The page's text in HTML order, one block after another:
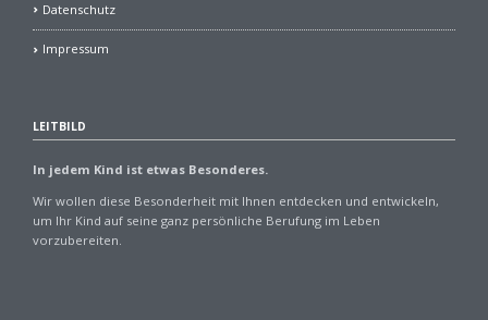
Datenschutz
Impressum
LEITBILD
In jedem Kind ist etwas Besonderes.
Wir wollen diese Besonderheit mit Ihnen entdecken und entwickeln,
um Ihr Kind auf seine ganz persönliche Berufung im Leben
vorzubereiten.